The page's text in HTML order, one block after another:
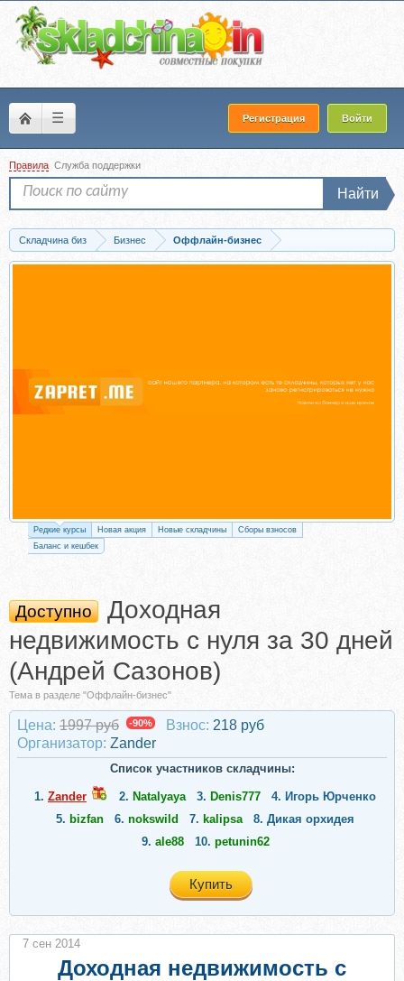
☰ Регистрация Войти
Правила Служба поддержки
Найти
Складчина биз Бизнес
Оффлайн-бизнес
Скачать Доходная недвижимость с нуля за 30 дней (Андрей Сазонов)
Редкие курсы Новая акция Новые складчины
Сборы взносов
Баланс и кешбек
Доступно
Доходная
недвижимость с нуля за 30 дней
(Андрей Сазонов)
Тема в разделе "Оффлайн-бизнес"
Цена: 1997 руб -90% Взнос: 218 руб
Организатор: Zander
Список участников складчины:
1. Zander 2. Natalyaya 3. Denis777 4. Игорь Юрченко
5. bizfan 6. nokswild 7. kalipsa 8. Дикая орхидея
9. ale88 10. petunin62
Купить
Доходная недвижимость с
7 сен 2014